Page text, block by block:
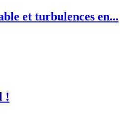
et turbulences en...
!